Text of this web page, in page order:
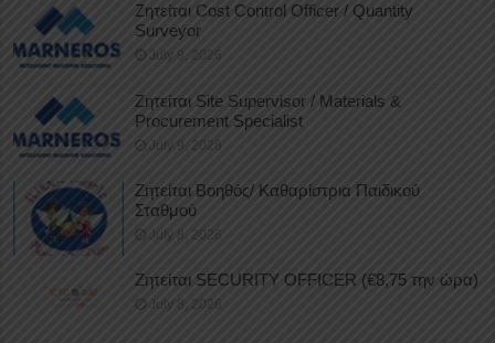
Ζητείται Cost Control Officer / Quantity
Surveyor
July 9, 2026
Ζητείται Site Supervisor / Materials &
Procurement Specialist
July 9, 2026
Ζητείται Βοηθός/ Καθαρίστρια Παιδικού
Σταθμού
July 8, 2026
Ζητείται SECURITY OFFICER (€8,75 την ώρα)
July 8, 2026